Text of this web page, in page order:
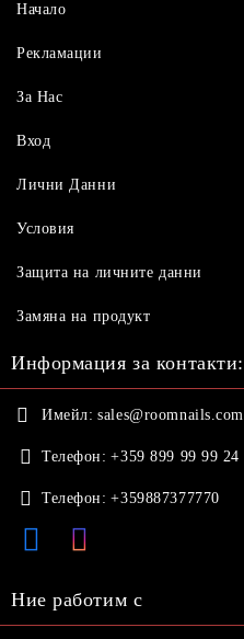
Начало
Рекламации
За Нас
Вход
Лични Данни
Условия
Защита на личните данни
Замяна на продукт
Информация за контакти:
Имейл: sales@roomnails.com
Телефон: +359 899 99 99 24
Телефон: +359887377770
Ние работим с